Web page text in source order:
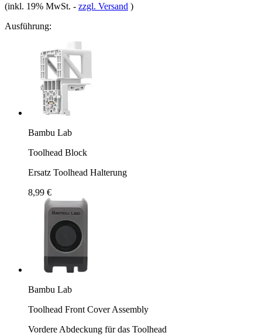
(inkl. 19% MwSt. - zzgl. Versand )
Ausführung:
Bambu Lab
Toolhead Block
Ersatz Toolhead Halterung
8,99 €
Bambu Lab
Toolhead Front Cover Assembly
Vordere Abdeckung für das Toolhead